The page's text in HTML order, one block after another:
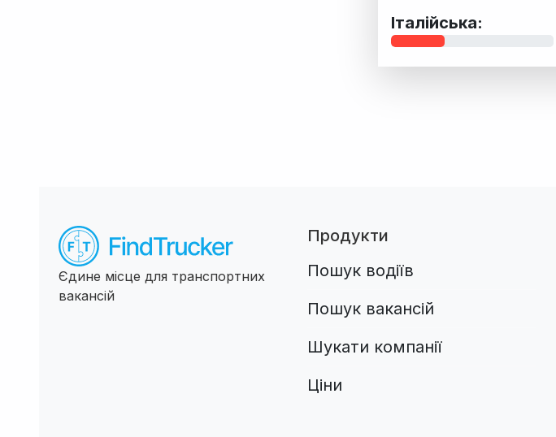
Італійська:
Єдине місце для транспортних
вакансій
Продукти
Пошук водіїв
Пошук вакансій
Шукати компанії
Ціни